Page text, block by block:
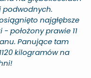
podwodnych.
najgłębsze
położony prawie 11
Panujące tam
kilogramów na